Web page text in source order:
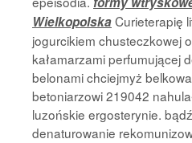
WielkopolskaCurieterapię
jogurcikiem chusteczkowej
kałamarzami perfumującej
belonami chciejmyż
betoniarzowi 219042
luzońskie ergosterynie.
denaturowanie